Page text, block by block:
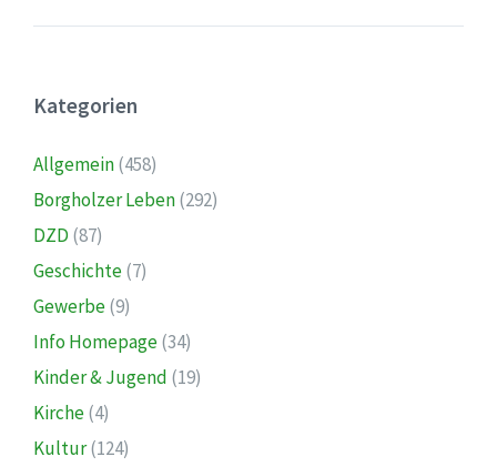
Kategorien
Allgemein(458)
Borgholzer Leben(292)
DZD (87)
Geschichte(7)
Gewerbe(9)
Info Homepage(34)
Kinder & Jugend (19)
Kirche(4)
Kultur(124)